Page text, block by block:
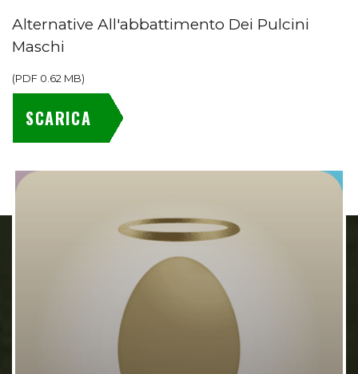
Alternative All'abbattimento Dei Pulcini
Maschi
(PDF 0.62 MB)
SCARICA